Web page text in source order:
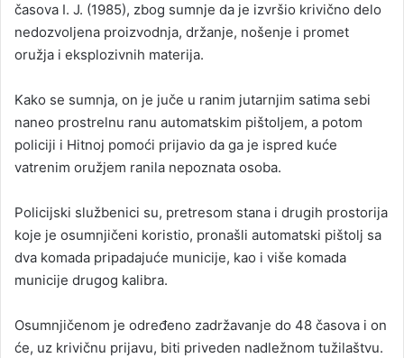
časova I. J. (1985), zbog sumnje da je izvršio krivično delo
nedozvoljena proizvodnja, držanje, nošenje i promet
oružja i eksplozivnih materija.
Kako se sumnja, on je juče u ranim jutarnjim satima sebi
naneo prostrelnu ranu automatskim pištoljem, a potom
policiji i Hitnoj pomoći prijavio da ga je ispred kuće
vatrenim oružjem ranila nepoznata osoba.
Policijski službenici su, pretresom stana i drugih prostorija
koje je osumnjičeni koristio, pronašli automatski pištolj sa
dva komada pripadajuće municije, kao i više komada
municije drugog kalibra.
Osumnjičenom je određeno zadržavanje do 48 časova i on
će, uz krivičnu prijavu, biti priveden nadležnom tužilaštvu.